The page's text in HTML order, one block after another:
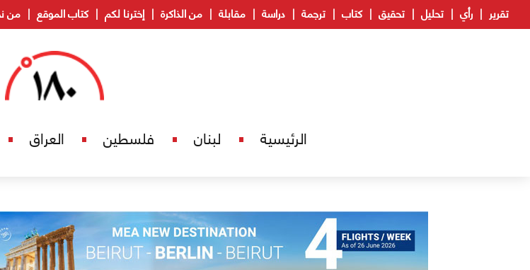
تقرير رأي تحليل تحقيق كتاب ترجمة دراسة مقابلة من الذاكرة إخترنا لكم كتاب الموقع من
الرئيسية لبنان فلسطين العراق